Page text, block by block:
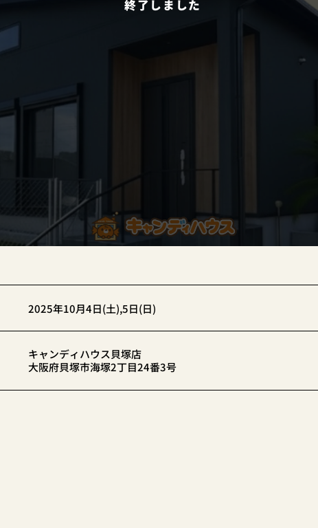
終了しました
2025年10月4日(土),5日(日)
キャンディハウス貝塚店
大阪府貝塚市海塚2丁目24番3号